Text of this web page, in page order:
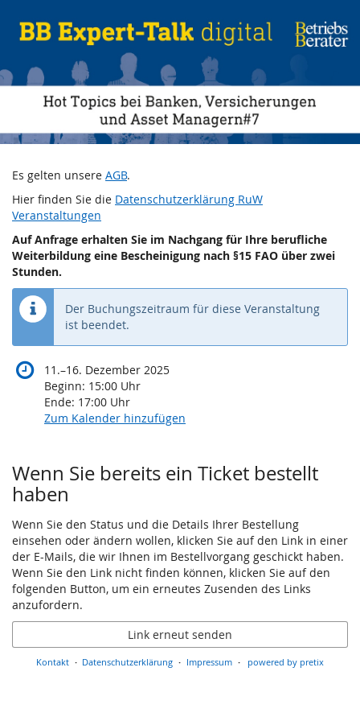
Haupt-
BB
Expert-
Talk:
Hot
Topics
bei
Banken,
Versicherungen
und
Asset
Managern#7
11.–
bis
16.
Dezember
2025
Es gelten unsere AGB.
Hier finden Sie die Datenschutzerklärung RuW
Veranstaltungen
Auf Anfrage erhalten Sie im Nachgang für Ihre berufliche
Weiterbildung eine Bescheinigung nach §15 FAO über zwei
Stunden.
Der Buchungszeitraum für diese Veranstaltung
ist beendet.
11.–bis
16. Dezember 2025
Beginn: 15:00 Uhr
Ende: 17:00 Uhr
Zum Kalender hinzufügen
Wenn Sie bereits ein Ticket bestellt
haben
Wenn Sie den Status und die Details Ihrer Bestellung
einsehen oder ändern wollen, klicken Sie auf den Link in einer
der E-Mails, die wir Ihnen im Bestellvorgang geschickt haben.
Wenn Sie den Link nicht finden können, klicken Sie auf den
folgenden Button, um ein erneutes Zusenden des Links
anzufordern.
Link erneut senden
Kontakt Datenschutzerklärung Impressum powered by pretix